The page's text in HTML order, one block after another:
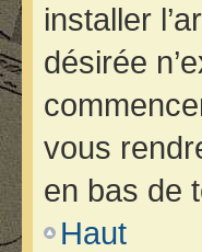
installer
désirée
vous
en bas de
Haut